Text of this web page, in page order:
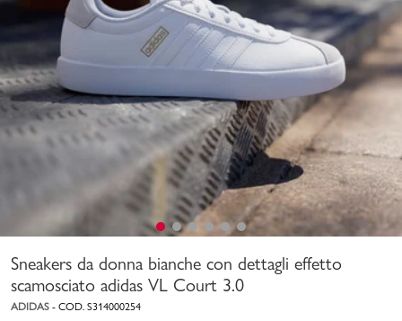
Bambino
Valigie
Sneakers da donna bianche con dettagli effetto
scamosciato adidas VL Court 3.0
ADIDAS - COD. S314000254